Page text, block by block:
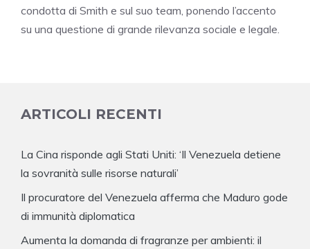
condotta di Smith e sul suo team, ponendo l’accento
su una questione di grande rilevanza sociale e legale.
ARTICOLI RECENTI
La Cina risponde agli Stati Uniti: ‘Il Venezuela detiene
la sovranità sulle risorse naturali’
Il procuratore del Venezuela afferma che Maduro gode
di immunità diplomatica
Aumenta la domanda di fragranze per ambienti: il